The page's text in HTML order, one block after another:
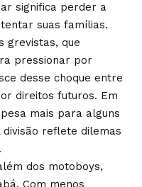
significa perder a
suas famílias.
grevistas, que
pressionar por
desse choque entre
direitos futuros. Em
mais para alguns
divisão reflete dilemas
dos motoboys,
Com menos